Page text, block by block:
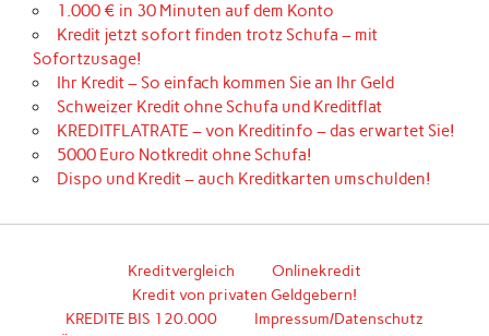
1.000 € in 30 Minuten auf dem Konto
Kredit jetzt sofort finden trotz Schufa – mit
Sofortzusage!
Ihr Kredit – So einfach kommen Sie an Ihr Geld
Schweizer Kredit ohne Schufa und Kreditflat
KREDITFLATRATE – von Kreditinfo – das erwartet Sie!
5000 Euro Notkredit ohne Schufa!
Dispo und Kredit – auch Kreditkarten umschulden!
Kreditvergleich
Onlinekredit
Kredit von privaten Geldgebern!
KREDITE BIS 120.000
Impressum/Datenschutz